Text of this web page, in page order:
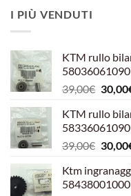
I PIÙ VENDUTI
KTM rullo
39,00€ Il
era:
30,00
KTM rullo
39,00€ Il
era:
30,00
Ktm